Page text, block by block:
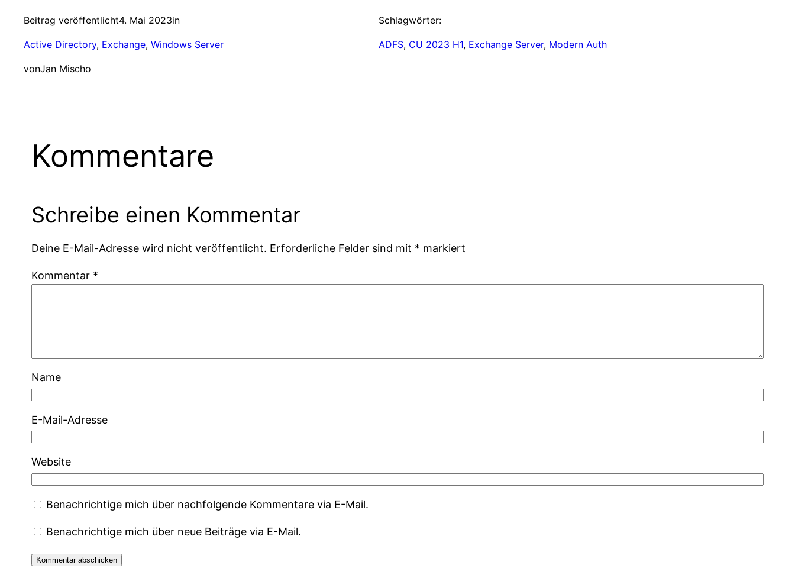
Beitrag veröffentlicht4. Mai 2023in
Active Directory, Exchange, Windows Server
vonJan Mischo
Schlagwörter:
ADFS, CU 2023 H1, Exchange Server, Modern Auth
Kommentare
Schreibe einen Kommentar
Deine E-Mail-Adresse wird nicht veröffentlicht. Erforderliche Felder sind mit * markiert
Kommentar *
Name
E-Mail-Adresse
Website
Benachrichtige mich über nachfolgende Kommentare via E-Mail.
Benachrichtige mich über neue Beiträge via E-Mail.